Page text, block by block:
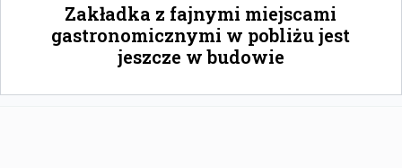
Zakładka z fajnymi miejscami
gastronomicznymi w pobliżu jest
jeszcze w budowie